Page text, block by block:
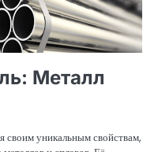
Металл
своим уникальным свойствам,